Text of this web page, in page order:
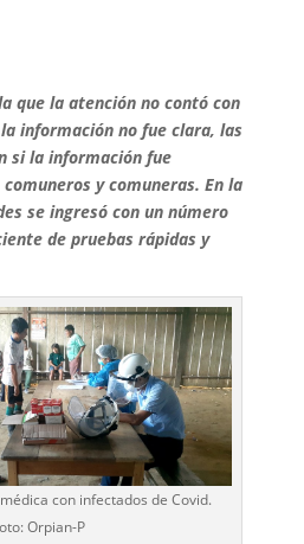
que la atención no contó con
información no fue clara, las
si la información fue
y comuneras. En la
se ingresó con un número
de pruebas rápidas y
con infectados de Covid.
Orpian-P